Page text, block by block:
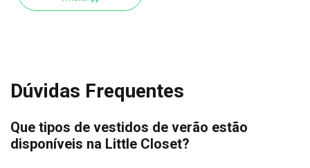
Dúvidas Frequentes
Que tipos de vestidos de verão estão
disponíveis na Little Closet?